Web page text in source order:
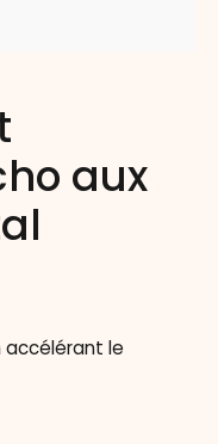
aux
accélérant le